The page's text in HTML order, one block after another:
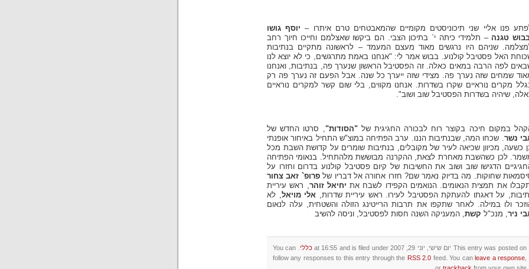
פנו אליי שני תיכוניסטים מקומיים שהמאבטחים טרם איתרו – יוסף גושו
טגנה – תלמידי כיתה י` בתיכון הצבי. הם ביקשו שאצלמם וחייכו חיוך רחב
שניהם היו נרגשים מאוד מעצם המעמד – לראשונה מתקיים בנתיבות
האל פסטיבל קולנוע. בבוש אמר לי: "אנחנו באמת מתרגשים, כי לא יוצא לנו
לפה הרבה במאים כאלה. זה הפסטיבל הראשון שנערך פה, בנתיבות, ואנחנו
שמחים שזה נערך פה. מצידי שזה ייערך כל שנה. אבל הפעם זה נערך פה רק
מקרים נוראיים שקרו בשדרות. אנחנו מקווים, בלי שום קשר למקרים נוראיים
שיהיה בשדרות הפסטיבל שוב ושוב".
במקום חיכה בקוצר רוח לבכורה החגיגית של"הסודות" , סרטו החדש של
נשר . שכחו המה, שבנתיבות הננו. ערב הפתיחה במוצ"ש התחיל באיחור אופנתי
כשעה, מכיוון שכיאה לעיר של מקובלים, בנתיבות שומרים על קדושת השבת מכל
לכן כשהשבת מאחרת לצאת, ההקרנה מבוששת מלהתחיל. בנאומי הפתיחה
הדגישו שוב ושוב את החשיבות של קיום פסטיבל קולנוע בדרום וחזרו על
שחוקות. מה בדיוק נאמר שם? חזרו אחורה אל דבריו שלפרופ` זאב צחור
את תמצית הנאומים. הנואמים הקפידו לשבח את יחיאל זוהר , ראש עיריית
על דאגתו להעתקת הפסטיבל לעירו. ראש עיריית שדרות, אלי מויאל , לא
ולו במילה. לאחר שתקפו את תרבות הרייטינג הזולה והשטחית, עלה לנאום
ניר , מנכ"ל קשת , המעניקה השנה חסות לפסטיבל, וניסה להשיב
This entry was posted on יום שישי, יוני 29, 2007 at 16:55 and is filed under כללי
. You can
follow any responses to this entry through the RSS 2.0 feed. You canleave a response